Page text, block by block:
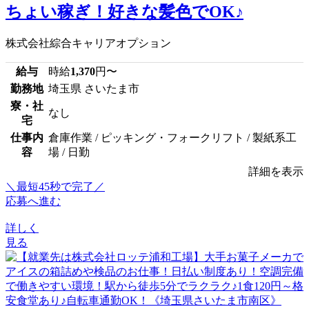
ちょい稼ぎ！好きな髪色でOK♪
株式会社綜合キャリアオプション
給与 時給1,370円〜
勤務地 埼玉県 さいたま市
寮・社
宅
なし
仕事内
容
倉庫作業 / ピッキング・フォークリフト / 製紙系工
場 / 日勤
詳細を表示
＼最短45秒で完了／
応募へ進む
詳しく
見る